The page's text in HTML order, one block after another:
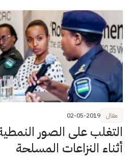
التغلب على الصور
أثناء النزاعات المسلحة
مقال 02-05-2019